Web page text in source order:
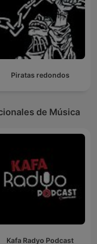
Piratas redondos
de Música
Kafa Radyo Podcast